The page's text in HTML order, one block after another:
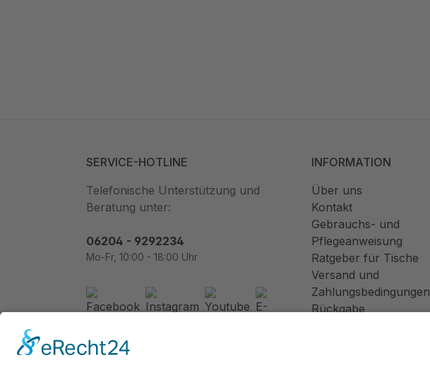
SERVICE-HOTLINE
Telefonische Unterstützung und
Beratung unter:
06204 - 9292234
Mo-Fr, 10:00 - 18:00 Uhr
Newsletter abonnieren
INFORMATION
Über uns
Kontakt
Gebrauchs- und
Pflegeanweisung
Ratgeber für Tische
Versand und
Zahlungsbedingungen
Rückgabe